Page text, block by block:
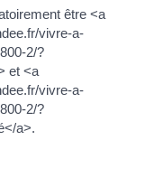
être <a
vivre-a-
2/?
et <a
vivre-a-
2/?
a>.